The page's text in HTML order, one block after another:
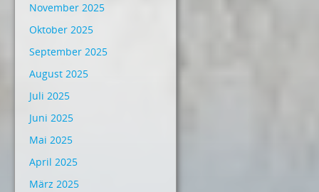
November 2025
Oktober 2025
September 2025
August 2025
Juli 2025
Juni 2025
Mai 2025
April 2025
März 2025